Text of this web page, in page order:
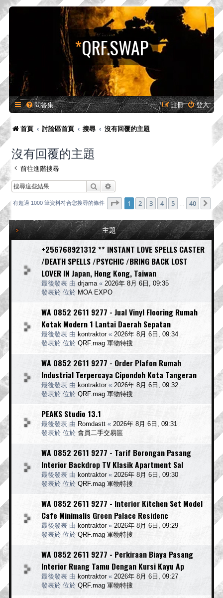
*QRF.SWAP
問答集 登入
註冊
首頁 討論區首頁 搜尋 沒有回覆的主題
沒有回覆的主題
前往進階搜尋
搜尋
有超過 1000 筆資料符合您搜尋的條件 第 1 頁 (共40 頁)
1 2 3 4 5 40 下
主題
+256768921312 ** INSTANT LOVE SPELLS CASTER
/DEATH SPELLS /PSYCHIC /BRING BACK LOST
LOVER IN Japan, Hong Kong, Taiwan
最後發表 由 drjama « 2026年 8月 6日, 09:35
發表於 位於 MOA EXPO
WA 0852 2611 9277 - Jual Vinyl Flooring Rumah
Kotak Modern 1 Lantai Daerah Sepatan
最後發表 由 kontraktor« 2026年 8月 6日, 09:34
發表於 位於 QRF.mag 軍物特搜
WA 0852 2611 9277 - Order Plafon Rumah
Industrial Terpercaya Cipondoh Kota Tangeran
最後發表 由 kontraktor« 2026年 8月 6日, 09:32
發表於 位於 QRF.mag 軍物特搜
PEAKS Studio 13.1
最後發表 由 Romdastt « 2026年 8月 6日, 09:31
發表於 位於 會員二手交易區
WA 0852 2611 9277 - Tarif Borongan Pasang
Interior Backdrop TV Klasik Apartment Sal
最後發表 由 kontraktor« 2026年 8月 6日, 09:30
發表於 位於 QRF.mag 軍物特搜
WA 0852 2611 9277 - Interior Kitchen Set Model
Cafe Minimalis Green Palace Residenc
最後發表 由 kontraktor« 2026年 8月 6日, 09:29
發表於 位於 QRF.mag 軍物特搜
WA 0852 2611 9277 - Perkiraan Biaya Pasang
Interior Ruang Tamu Dengan Kursi Kayu Ap
最後發表 由 kontraktor« 2026年 8月 6日, 09:27
發表於 位於 QRF.mag 軍物特搜